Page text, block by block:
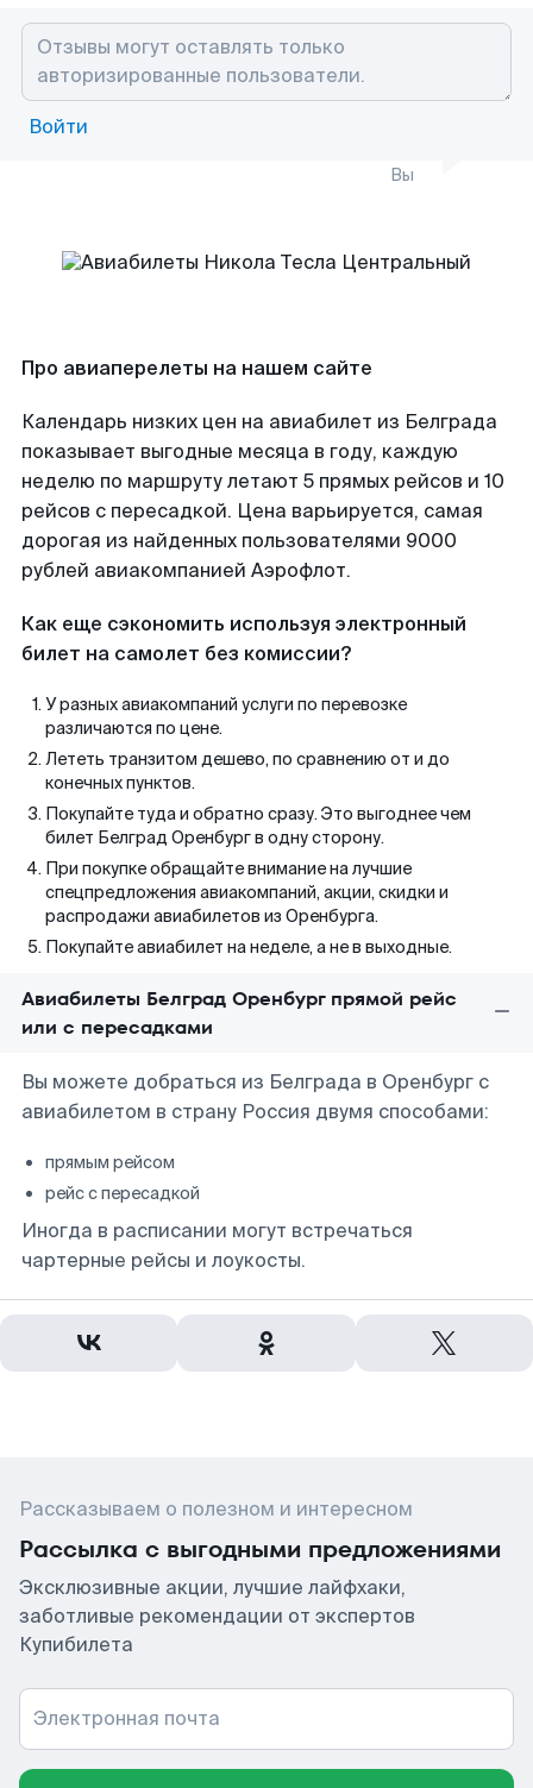
Войти
Вы
Про авиаперелеты на нашем сайте
Календарь низких цен на авиабилет из Белграда
показывает выгодные месяца в году, каждую
неделю по маршруту летают 5 прямых рейсов и 10
рейсов с пересадкой. Цена варьируется, самая
дорогая из найденных пользователями 9000
рублей авиакомпанией Аэрофлот.
Как еще сэкономить используя электронный
билет на самолет без комиссии?
У разных авиакомпаний услуги по перевозке
различаются по цене.
Лететь транзитом дешево, по сравнению от и до
конечных пунктов.
Покупайте туда и обратно сразу. Это выгоднее чем
билет Белград Оренбург в одну сторону.
При покупке обращайте внимание на лучшие
спецпредложения авиакомпаний, акции, скидки и
распродажи авиабилетов из Оренбурга.
Покупайте авиабилет на неделе, а не в выходные.
Авиабилеты Белград Оренбург прямой рейс
или с пересадками
Вы можете добраться из Белграда в Оренбург с
авиабилетом в страну Россия двумя способами:
прямым рейсом
рейс с пересадкой
Иногда в расписании могут встречаться
чартерные рейсы и лоукосты.
Рассказываем о полезном и интересном
Рассылка с выгодными предложениями
Эксклюзивные акции, лучшие лайфхаки,
заботливые рекомендации от экспертов
Купибилета
Электронная почта